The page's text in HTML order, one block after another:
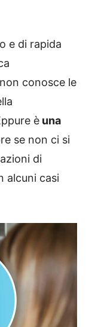
e di rapida
conosce le
è una
se non ci si
di
alcuni casi